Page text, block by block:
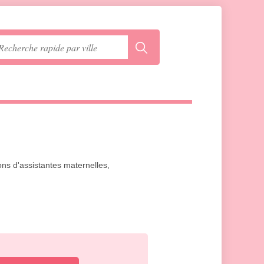
d'assistantes maternelles,